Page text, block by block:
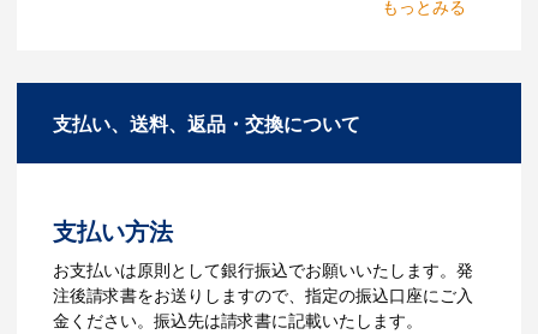
タマイズが可能です。お気軽にご相談く
お見積を弊社からお出しします。
3.発注・データ入稿
ら、ご注文書をお送りします。
【名入れをする場合】名入れに必要なデ
ータをご入稿頂き、名入れイメージをデ
ータでご確認いただきます。
支払い、送料、返品・交換について
支払い方法
お支払いは原則として銀行振込でお願いいたします。発
注後請求書をお送りしますので、指定の振込口座にご入
金ください。振込先は請求書に記載いたします。